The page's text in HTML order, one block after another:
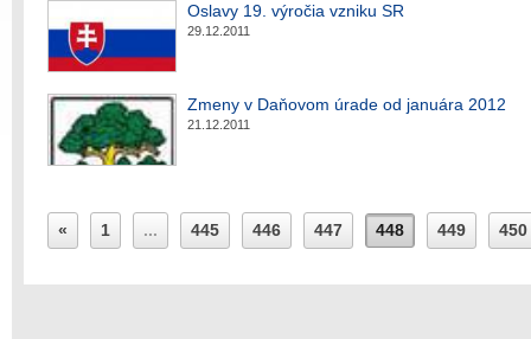
Oslavy 19. výročia vzniku SR
29.12.2011
Zmeny v Daňovom úrade od januára 2012
21.12.2011
« 1 ... 445 446 447 448 449 450